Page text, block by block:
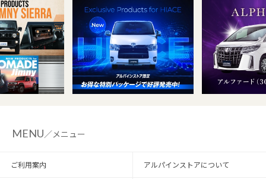
MENU／メニュー
ご利用案内 アルパインストアについて